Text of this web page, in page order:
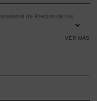
de Precios de los
VER MÁS